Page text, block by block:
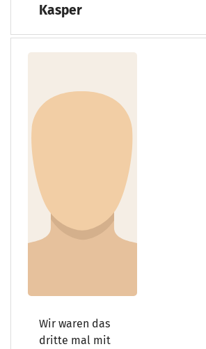
Kasper
Wir waren das
dritte mal mit